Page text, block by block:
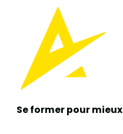
Se former pour mieux